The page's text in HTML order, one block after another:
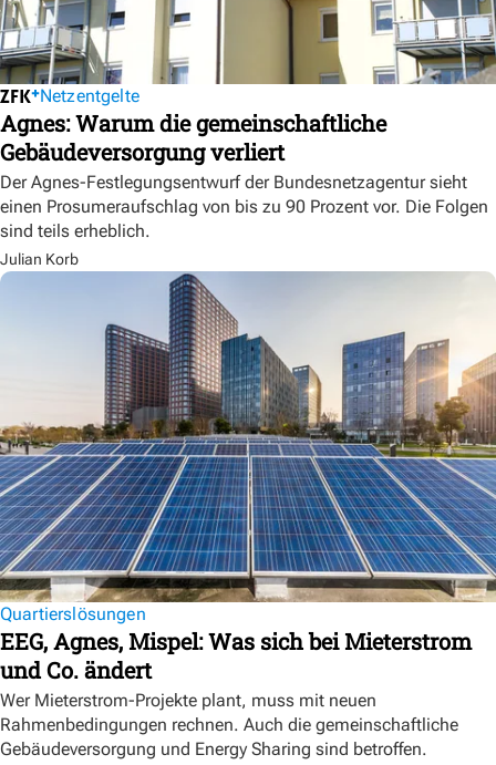
Netzentgelte
Agnes: Warum die gemeinschaftliche
Gebäudeversorgung verliert
Der Agnes-Festlegungsentwurf der Bundesnetzagentur sieht
einen Prosumeraufschlag von bis zu 90 Prozent vor. Die Folgen
sind teils erheblich.
Julian Korb
Quartierslösungen
EEG, Agnes, Mispel: Was sich bei Mieterstrom
und Co. ändert
Wer Mieterstrom-Projekte plant, muss mit neuen
Rahmenbedingungen rechnen. Auch die gemeinschaftliche
Gebäudeversorgung und Energy Sharing sind betroffen.